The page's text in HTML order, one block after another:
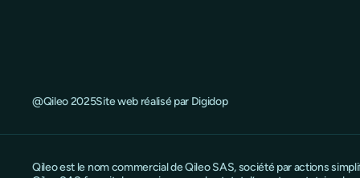
@Qileo 2025Site web réalisé par Digidop
Qileo est le nom commercial de Qileo SAS, société par actions